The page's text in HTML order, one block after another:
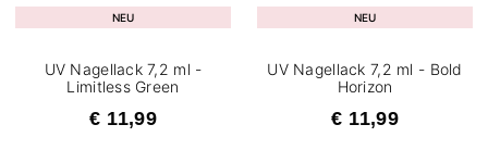
FILTER ZURÜCKSETZEN
NEU
UV Nagellack 7,2 ml -
Limitless Green
€ 11,99
NEU
UV Nagellack 7,2 ml - Bold
Horizon
€ 11,99